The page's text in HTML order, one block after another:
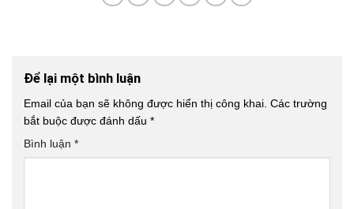
Để lại một bình luận
Email của bạn sẽ không được hiển thị công khai. Các trường
bắt buộc được đánh dấu *
Bình luận *